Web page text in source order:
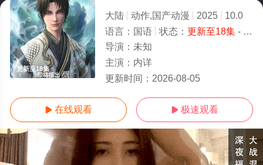
更新至18集
大陆 动作,国产动漫 2025
10.0
语言： 国语 状态： 更新至18集- 免费在线播放
导演： 未知
主演： 内详
更新时间： 2026-08-05
 在线观看  极速观看